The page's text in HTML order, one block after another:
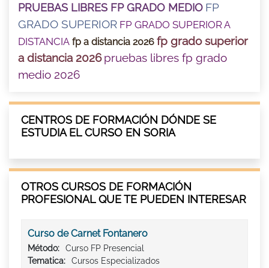
PRUEBAS LIBRES FP GRADO MEDIO FP
GRADO SUPERIOR FP GRADO SUPERIOR A
DISTANCIA fp a distancia 2026 fp grado superior
a distancia 2026 pruebas libres fp grado
medio 2026
CENTROS DE FORMACIÓN DÓNDE SE
ESTUDIA EL CURSO EN SORIA
OTROS CURSOS DE FORMACIÓN
PROFESIONAL QUE TE PUEDEN INTERESAR
Curso de Carnet Fontanero
Método:
Curso FP Presencial
Tematica:
Cursos Especializados